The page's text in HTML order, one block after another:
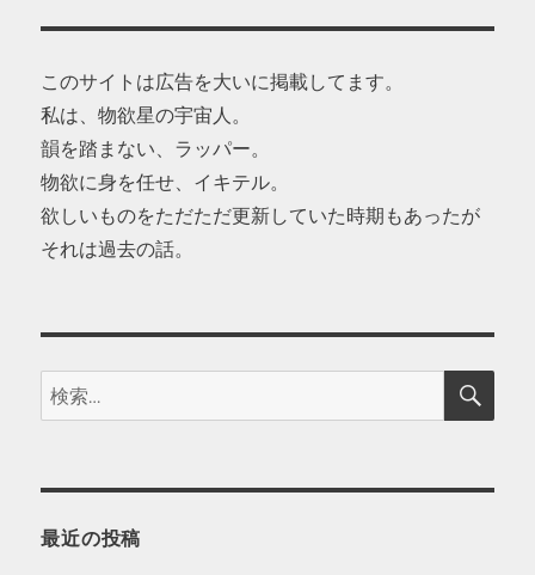
このサイトは広告を大いに掲載してます。
私は、物欲星の宇宙人。
韻を踏まない、ラッパー。
物欲に身を任せ、イキテル。
欲しいものをただただ更新していた時期もあったが
それは過去の話。
検
索:
検
最近の投稿